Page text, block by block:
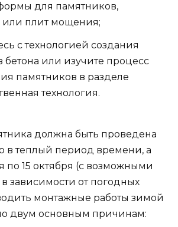
для памятников,
или плит мощения;
с технологией создания
бетона или изучите процесс
памятников в разделе
технология.
должна быть проведена
в теплый период времени, а
по 15 октября (с возможными
зависимости от погодных
монтажные работы зимой
двум основным причинам: